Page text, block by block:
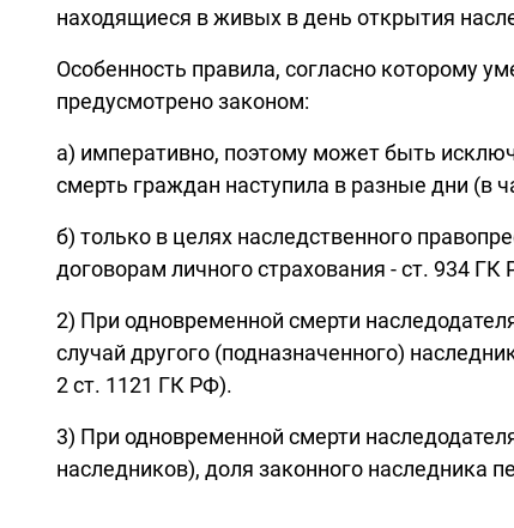
находящиеся в живых в день открытия
Особенность правила, согласно которому
предусмотрено законом:
а) императивно, поэтому может быть
смерть граждан наступила в разные дни (в
б) только в целях наследственного
договорам личного страхования - ст. 934 ГК
2) При одновременной смерти
случай другого (подназначенного)
2 ст. 1121 ГК РФ).
3) При одновременной смерти
наследников), доля законного наследника